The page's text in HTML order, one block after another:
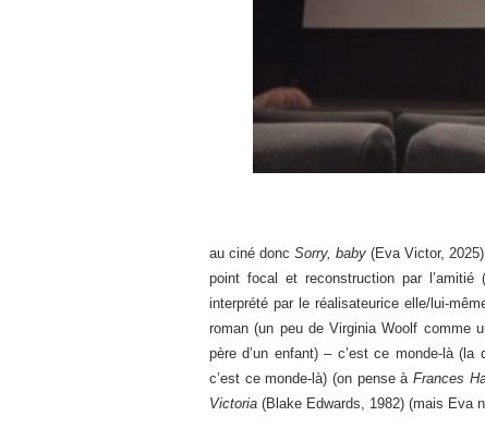
au ciné doncSorry, baby(Eva Victor,
point focal et reconstruction par
interprété par le réalisateurice elle/lui-
roman (un peu de Virginia Woolf comme
père d’un enfant) – c’est ce monde-là
c’est ce monde-là) (on pense àFrances
Victoria (Blake Edwards, 1982) (mais Eva